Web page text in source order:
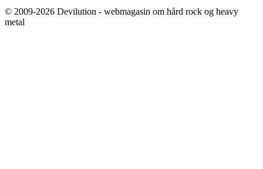
© 2009-2026 Devilution - webmagasin om hård rock og heavy
metal